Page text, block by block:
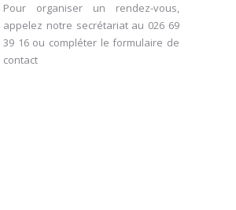
Pour organiser un rendez-vous,
appelez notre secrétariat au 026 69
39 16ou compléter leformulaire de
contact